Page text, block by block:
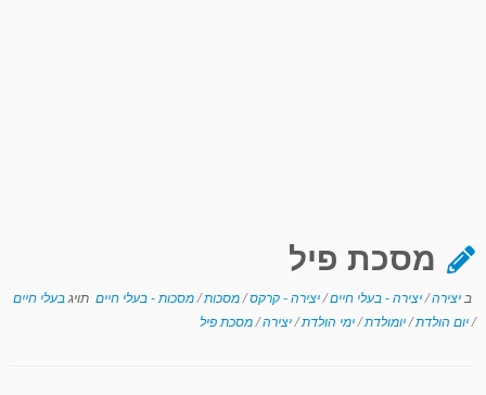
מסכת פיל
ב יצירה/יצירה - בעלי חיים/יצירה - קרקס/מסכות/מסכות - בעלי חיים תויגבעלי חיים
/יום הולדת/יומולדת/ימי הולדת/יצירה/מסכת פיל